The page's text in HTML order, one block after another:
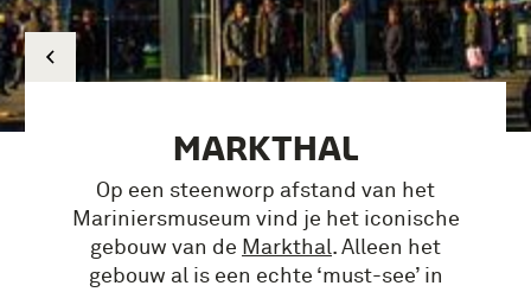
MARKTHAL
Op een steenworp afstand van het
Mariniersmuseum vind je het iconische
gebouw van de Markthal. Alleen het
gebouw al is een echte ‘must-see’ in